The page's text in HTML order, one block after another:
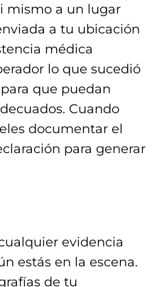
mismo a un lugar
a tu ubicación
médica
lo que sucedió
que puedan
Cuando
documentar el
para generar
evidencia
estás en la escena.
de tu